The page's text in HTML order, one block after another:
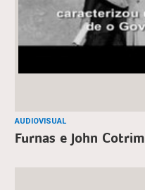
AUDIOVISUAL
Furnas e John Cotrim